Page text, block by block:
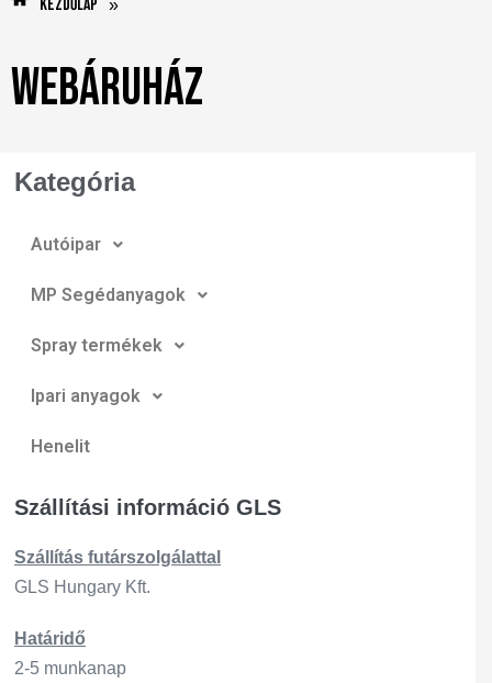
Kezdőlap »
Webáruház
Kategória
Autóipar
MP Segédanyagok
Spray termékek
Ipari anyagok
Henelit
Szállítási információ GLS
Szállítás futárszo lgálattal
GLS Hungary Kft.
Határidő
2-5 munkanap